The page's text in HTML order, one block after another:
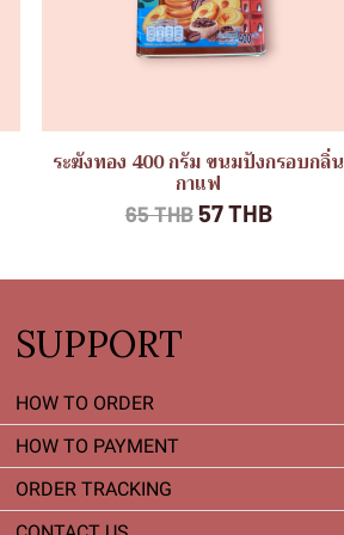
ระฆังทอง 400 กรัม ขนมปังกรอบกลิ่น
กาแฟ
65 THB57 THB
SUPPORT
HOW TO ORDER
HOW TO PAYMENT
ORDER TRACKING